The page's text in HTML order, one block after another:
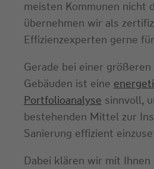
meisten Kommunen nicht
übernehmen wir als
Effizienzexperten gerne
Gerade bei einer
Gebäuden ist eine
Portfolioanalyse sinnvoll,
bestehenden Mittel zur
Sanierung effizient
Dabei klären wir mit